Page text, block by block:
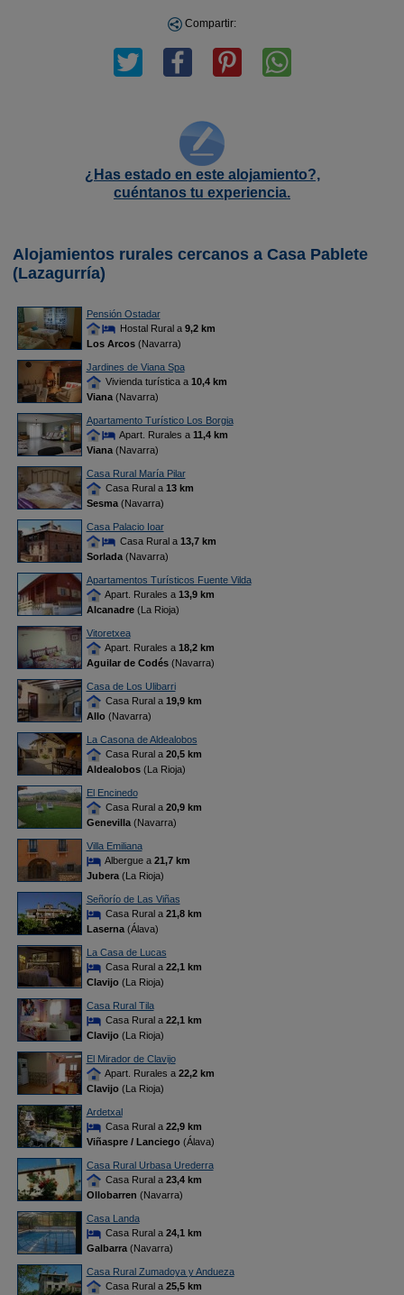
Compartir:
¿Has estado en este alojamiento?,
cuéntanos tu experiencia.
Alojamientos rurales cercanos a Casa Pablete
(Lazagurría)
Pensión Ostadar
Hostal Rural a 9,2 km
Los Arcos(Navarra)
Jardines de Viana Spa
Vivienda turística a 10,4 km
Viana(Navarra)
Apartamento Turístico Los Borgia
Apart. Rurales a 11,4 km
Viana(Navarra)
Casa Rural María Pilar
Casa Rural a 13 km
Sesma(Navarra)
Casa Palacio Ioar
Casa Rural a 13,7 km
Sorlada(Navarra)
Apartamentos Turísticos Fuente Vilda
Apart. Rurales a 13,9 km
Alcanadre(La Rioja)
Vitoretxea
Apart. Rurales a 18,2 km
Aguilar de Codés(Navarra)
Casa de Los Ulibarri
Casa Rural a 19,9 km
Allo(Navarra)
La Casona de Aldealobos
Casa Rural a 20,5 km
Aldealobos(La Rioja)
El Encinedo
Casa Rural a 20,9 km
Genevilla(Navarra)
Villa Emiliana
Albergue a 21,7 km
Jubera(La Rioja)
Señorío de Las Viñas
Casa Rural a 21,8 km
Laserna(Álava)
La Casa de Lucas
Casa Rural a 22,1 km
Clavijo(La Rioja)
Casa Rural Tila
Casa Rural a 22,1 km
Clavijo(La Rioja)
El Mirador de Clavijo
Apart. Rurales a 22,2 km
Clavijo(La Rioja)
Ardetxal
Casa Rural a 22,9 km
Viñaspre / Lanciego(Álava)
Casa Rural Urbasa Urederra
Casa Rural a 23,4 km
Ollobarren (Navarra)
Casa Landa
Casa Rural a 24,1 km
Galbarra(Navarra)
Casa Rural Zumadoya y Andueza
Casa Rural a 25,5 km